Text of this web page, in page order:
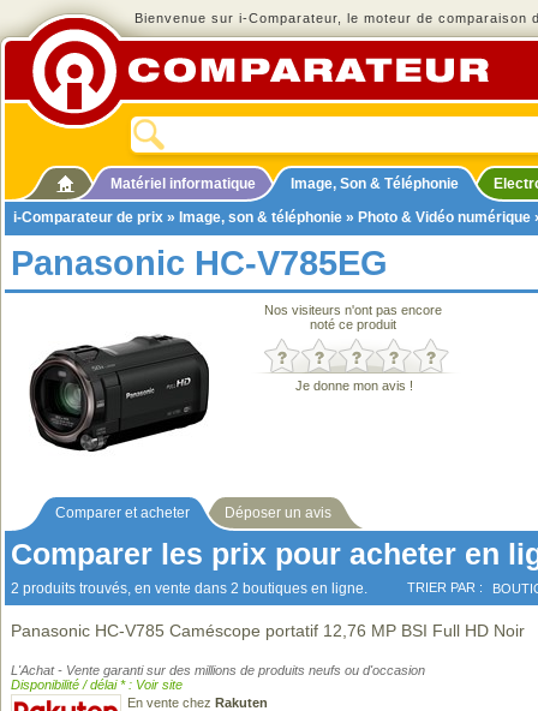
Bienvenue sur i-Comparateur, le moteur de comparaison
Matériel informatique Image, Son & Téléphonie
i-Comparateur de prix » Image, son & téléphonie » Photo & Vidéo numérique
Panasonic HC-V785EG
Nos visiteurs n'ont pas encore
noté ce produit
Je donne mon avis !
Comparer et acheter Déposer un avis
Comparer les prix pour acheter en
2 produits trouvés, en vente dans 2 boutiques en ligne. TRIER PAR :
Panasonic HC-V785 Caméscope portatif 12,76 MP BSI Full HD Noir
L'Achat - Vente garanti sur des millions de produits neufs ou d'occasion
Disponibilité / délai * : Voir site
En vente chez Rakuten